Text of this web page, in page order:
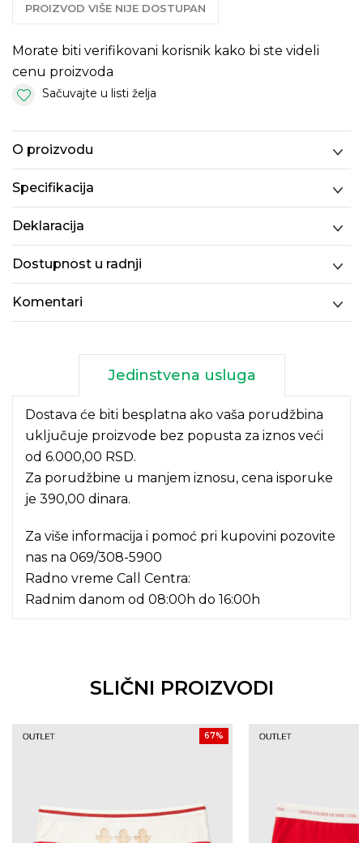
PROIZVOD VIŠE NIJE DOSTUPAN
Morate biti verifikovani korisnik kako bi ste videli
cenu proizvoda
Sačuvajte u listi želja
O proizvodu
Specifikacija
Deklaracija
Dostupnost u radnji
Komentari
Jedinstvena usluga
Dostava će biti besplatna ako vaša porudžbina
uključuje proizvode bez popusta za iznos veći
od 6.000,00 RSD.
Za porudžbine u manjem iznosu, cena isporuke
je 390,00 dinara.
Za više informacija i pomoć pri kupovini pozovite
nas na 069/308-5900
Radno vreme Call Centra:
Radnim danom od 08:00h do 16:00h
SLIČNI PROIZVODI
67%